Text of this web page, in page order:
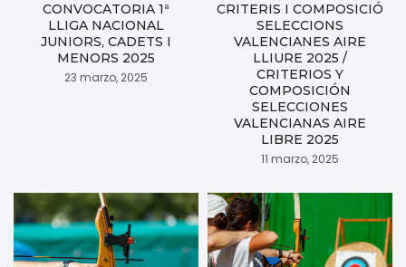
CONVOCATORIA 1ª
LLIGA NACIONAL
JUNIORS, CADETS I
MENORS 2025
23 marzo, 2025
CRITERIS I COMPOSICIÓ
SELECCIONS
VALENCIANES AIRE
LLIURE 2025 /
CRITERIOS Y
COMPOSICIÓN
SELECCIONES
VALENCIANAS AIRE
LIBRE 2025
11 marzo, 2025